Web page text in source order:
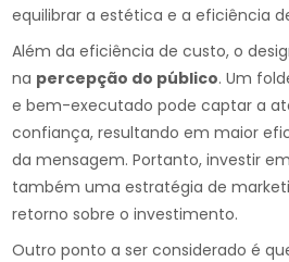
equilibrar a estética e a eficiência
Além da eficiência de custo, o
na percepção do público. Um
e bem-executado pode captar a
confiança, resultando em maior
da mensagem. Portanto, investir
também uma estratégia de
retorno sobre o investimento.
Outro ponto a ser considerado é